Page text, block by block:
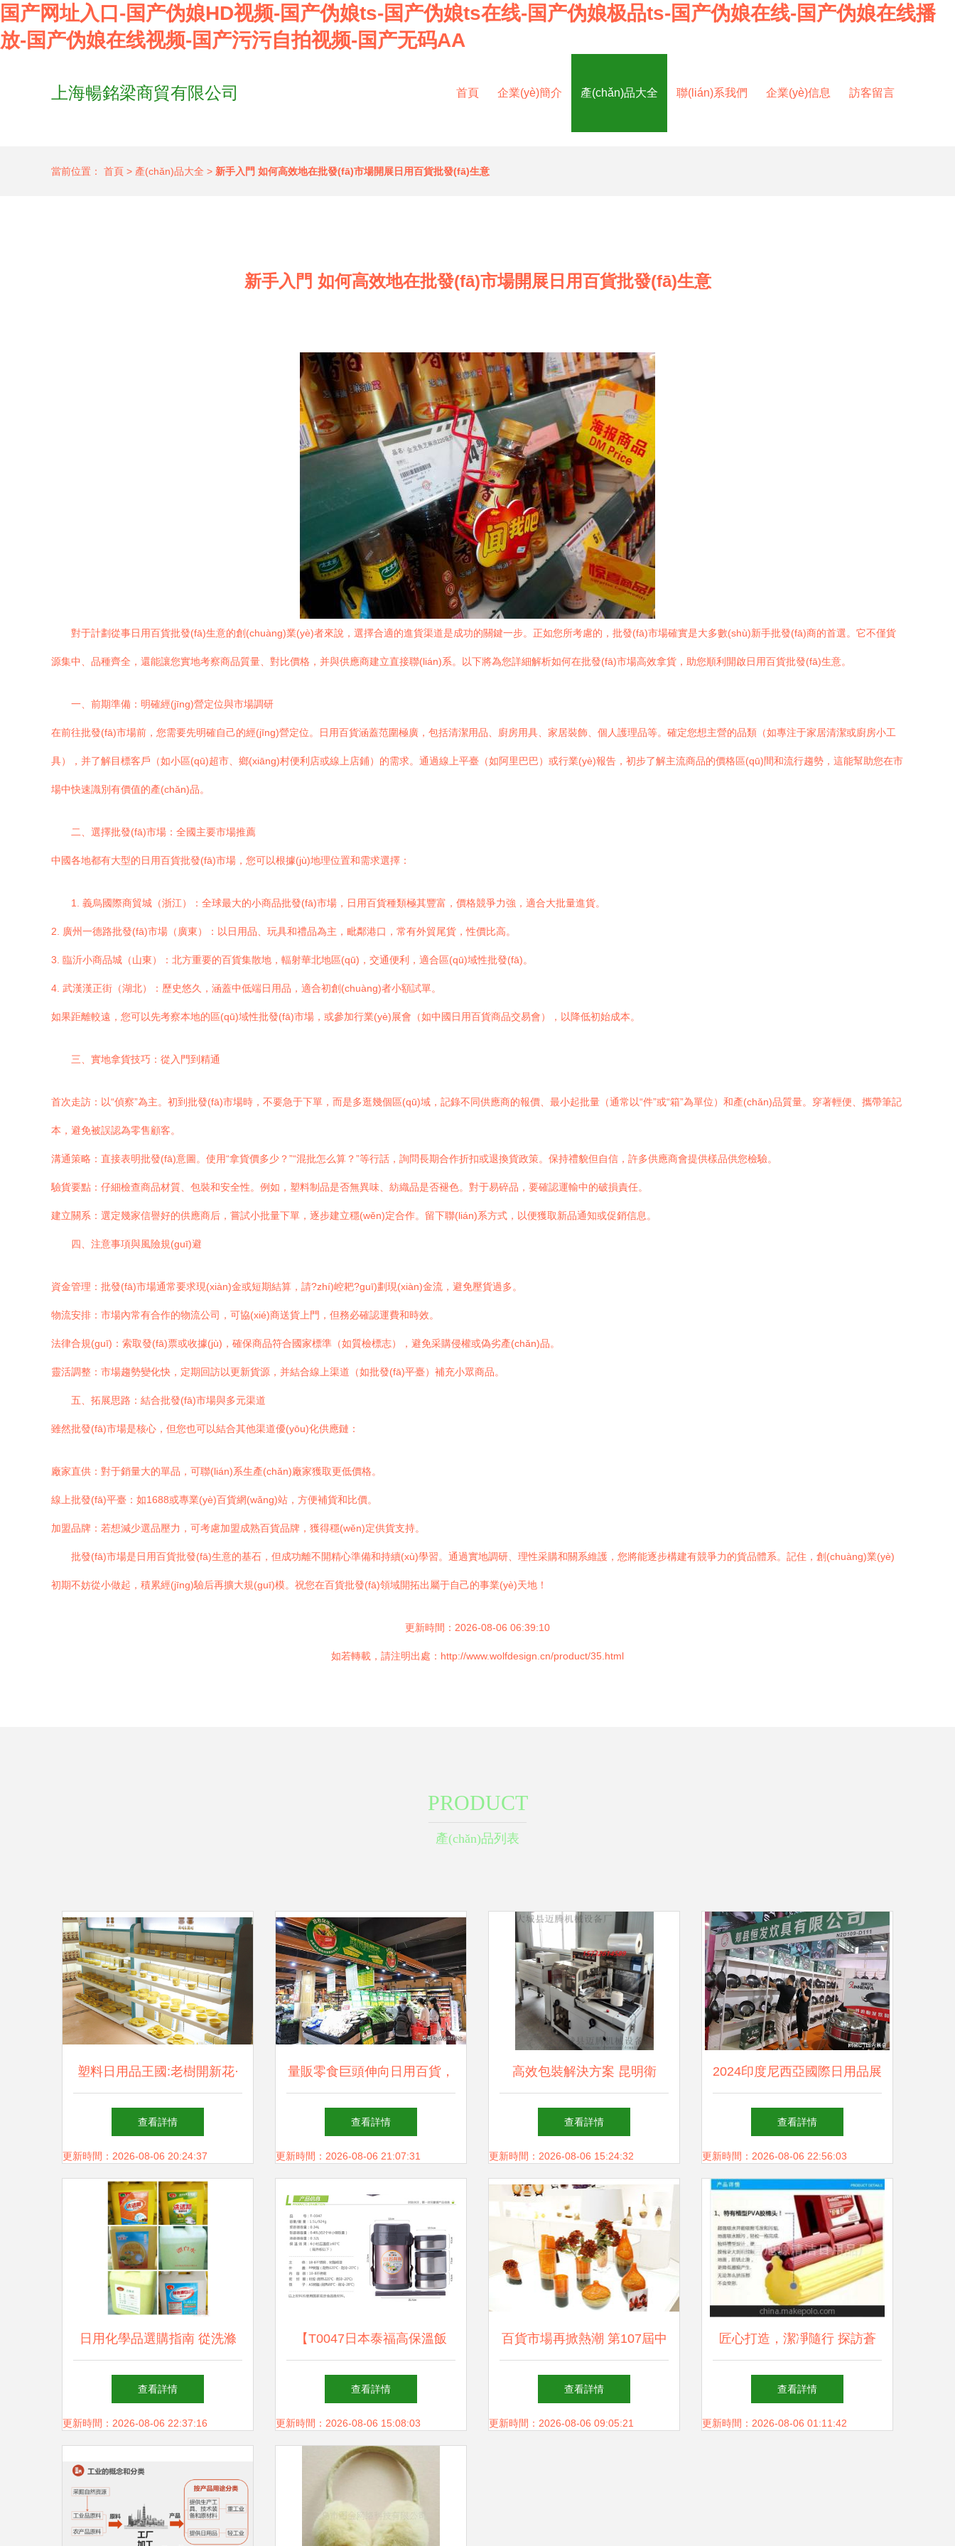
国产网址入口-国产伪娘HD视频-国产伪娘ts-国产伪娘ts在线-国产伪娘极品ts-国产伪娘在线-国产伪娘在线播
放-国产伪娘在线视频-国产污污自拍视频-国产无码AA
上海暢銘梁商貿有限公司 首頁 企業(yè)簡介 產(chǎn)品大全 聯(lián)系我們 企業(yè)信息 訪客留言
當前位置： 首頁 > 產(chǎn)品大全 > 新手入門 如何高效地在批發(fā)市場開展日用百貨批發(fā)生意
新手入門 如何高效地在批發(fā)市場開展日用百貨批發(fā)生意
對于計劃從事日用百貨批發(fā)生意的創(chuàng)業(yè)者來說，選擇合適的進貨渠道是成功的關鍵一步。正如您所考慮的，批發(fā)市場確實是大多數(shù)新手批發(fā)商的首選。它不僅貨
源集中、品種齊全，還能讓您實地考察商品質量、對比價格，并與供應商建立直接聯(lián)系。以下將為您詳細解析如何在批發(fā)市場高效拿貨，助您順利開啟日用百貨批發(fā)生意。
一、前期準備：明確經(jīng)營定位與市場調研
在前往批發(fā)市場前，您需要先明確自己的經(jīng)營定位。日用百貨涵蓋范圍極廣，包括清潔用品、廚房用具、家居裝飾、個人護理品等。確定您想主營的品類（如專注于家居清潔或廚房小工
具），并了解目標客戶（如小區(qū)超市、鄉(xiāng)村便利店或線上店鋪）的需求。通過線上平臺（如阿里巴巴）或行業(yè)報告，初步了解主流商品的價格區(qū)間和流行趨勢，這能幫助您在市
場中快速識別有價值的產(chǎn)品。
二、選擇批發(fā)市場：全國主要市場推薦
中國各地都有大型的日用百貨批發(fā)市場，您可以根據(jù)地理位置和需求選擇：
1. 義烏國際商貿城（浙江）：全球最大的小商品批發(fā)市場，日用百貨種類極其豐富，價格競爭力強，適合大批量進貨。
2. 廣州一德路批發(fā)市場（廣東）：以日用品、玩具和禮品為主，毗鄰港口，常有外貿尾貨，性價比高。
3. 臨沂小商品城（山東）：北方重要的百貨集散地，輻射華北地區(qū)，交通便利，適合區(qū)域性批發(fā)。
4. 武漢漢正街（湖北）：歷史悠久，涵蓋中低端日用品，適合初創(chuàng)者小額試單。
如果距離較遠，您可以先考察本地的區(qū)域性批發(fā)市場，或參加行業(yè)展會（如中國日用百貨商品交易會），以降低初始成本。
三、實地拿貨技巧：從入門到精通
首次走訪：以“偵察”為主。初到批發(fā)市場時，不要急于下單，而是多逛幾個區(qū)域，記錄不同供應商的報價、最小起批量（通常以“件”或“箱”為單位）和產(chǎn)品質量。穿著輕便、攜帶筆記
本，避免被誤認為零售顧客。
溝通策略：直接表明批發(fā)意圖。使用“拿貨價多少？”“混批怎么算？”等行話，詢問長期合作折扣或退換貨政策。保持禮貌但自信，許多供應商會提供樣品供您檢驗。
驗貨要點：仔細檢查商品材質、包裝和安全性。例如，塑料制品是否無異味、紡織品是否褪色。對于易碎品，要確認運輸中的破損責任。
建立關系：選定幾家信譽好的供應商后，嘗試小批量下單，逐步建立穩(wěn)定合作。留下聯(lián)系方式，以便獲取新品通知或促銷信息。
四、注意事項與風險規(guī)避
資金管理：批發(fā)市場通常要求現(xiàn)金或短期結算，請?zhí)崆耙?guī)劃現(xiàn)金流，避免壓貨過多。
物流安排：市場內常有合作的物流公司，可協(xié)商送貨上門，但務必確認運費和時效。
法律合規(guī)：索取發(fā)票或收據(jù)，確保商品符合國家標準（如質檢標志），避免采購侵權或偽劣產(chǎn)品。
靈活調整：市場趨勢變化快，定期回訪以更新貨源，并結合線上渠道（如批發(fā)平臺）補充小眾商品。
五、拓展思路：結合批發(fā)市場與多元渠道
雖然批發(fā)市場是核心，但您也可以結合其他渠道優(yōu)化供應鏈：
廠家直供：對于銷量大的單品，可聯(lián)系生產(chǎn)廠家獲取更低價格。
線上批發(fā)平臺：如1688或專業(yè)百貨網(wǎng)站，方便補貨和比價。
加盟品牌：若想減少選品壓力，可考慮加盟成熟百貨品牌，獲得穩(wěn)定供貨支持。
批發(fā)市場是日用百貨批發(fā)生意的基石，但成功離不開精心準備和持續(xù)學習。通過實地調研、理性采購和關系維護，您將能逐步構建有競爭力的貨品體系。記住，創(chuàng)業(yè)
初期不妨從小做起，積累經(jīng)驗后再擴大規(guī)模。祝您在百貨批發(fā)領域開拓出屬于自己的事業(yè)天地！
更新時間：2026-08-06 06:39:10
如若轉載，請注明出處：http://www.wolfdesign.cn/product/35.html
PRODUCT
產(chǎn)品列表
塑料日用品王國:老樹開新花·
臺州日報 日用百貨
查看詳情
更新時間：2026-08-06 20:24:37
量販零食巨頭伸向日用百貨，
社區(qū)超市迎來致命一擊
查看詳情
更新時間：2026-08-06 21:07:31
高效包裝解決方案 昆明衛
(wèi)生用品與日用百貨熱收縮
膜包裝機的應用與優(yōu)勢
查看詳情
更新時間：2026-08-06 15:24:32
2024印度尼西亞國際日用品展
覽會 探索印尼百貨市場的機
遇與趨勢
查看詳情
更新時間：2026-08-06 22:56:03
日用化學品選購指南 從洗滌
到消毒，打造安全潔凈家居生
活
查看詳情
更新時間：2026-08-06 22:37:16
【T0047日本泰福高保溫飯
盒】評測 多層真空保溫桶，
便攜午餐的理想之選
查看詳情
更新時間：2026-08-06 15:08:03
百貨市場再掀熱潮 第107屆中
國日用百貨商品交易會規(guī)
模創(chuàng)新高
查看詳情
更新時間：2026-08-06 09:05:21
匠心打造，潔凈隨行 探訪蒼
南縣旭源清潔日用品廠優
(yōu)質手拉式膠棉拖把
查看詳情
更新時間：2026-08-06 01:11:42